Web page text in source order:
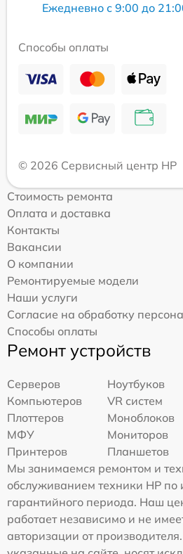
Ежедневно с 9:00 до
Способы оплаты
© 2026 Сервисный центр HP
Стоимость ремонта
Оплата и доставка
Контакты
Вакансии
О компании
Ремонтируемые модели
Наши услуги
Согласие на обработку
Способы оплаты
Ремонт устройств
Серверов
Ноутбуков
Компьютеров
VR систем
Плоттеров
Моноблоков
МФУ
Мониторов
Принтеров
Планшетов
Мы занимаемся ремонтом и
обслуживанием техники HP по
гарантийного периода. Наш
работает независимо и не
авторизации от